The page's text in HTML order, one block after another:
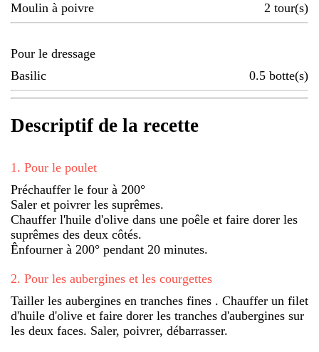
Moulin à poivre 2 tour(s)
Pour le dressage
Basilic
0.5 botte(s)
Descriptif de la recette
1 . Pour le poulet
Préchauffer le four à 200°
Saler et poivrer les suprêmes.
Chauffer l'huile d'olive dans une poêle et faire dorer les
suprêmes des deux côtés.
Ênfourner à 200° pendant 20 minutes.
2. Pour les aubergines et les courgettes
Tailler les aubergines en tranches fines . Chauffer un filet
d'huile d'olive et faire dorer les tranches d'aubergines sur
les deux faces. Saler, poivrer, débarrasser.